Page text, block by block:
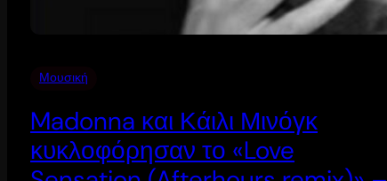
Μουσική
Madonna και Κάιλι Μινόγκ
κυκλοφόρησαν το «Love